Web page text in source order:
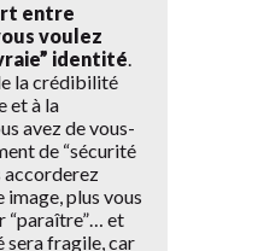
entre
voulez
identité.
la crédibilité
et à la
avez de vous-
de “sécurité
accorderez
image, plus vous
“paraître”… et
fragile, car